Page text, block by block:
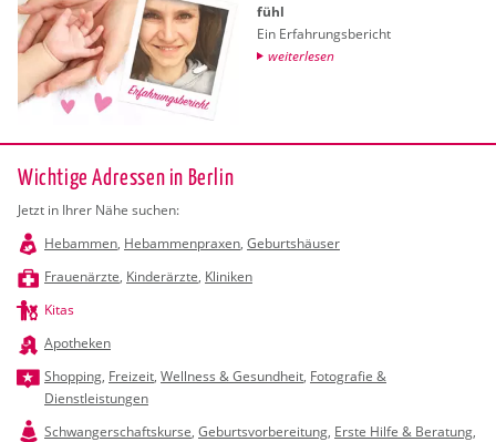
fühl
Ein Er­fah­rungs­be­richt
wei­ter­le­sen
Wichtige Adressen in Berlin
Jetzt in Ihrer Nähe suchen:
Hebammen, Hebammenpraxen, Geburtshäuser
Frauenärzte, Kinderärzte, Kliniken
Kitas
Apotheken
Shopping, Freizeit, Wellness & Gesundheit, Fotografie &
Dienstleistungen
Schwangerschaftskurse, Geburtsvorbereitung, Erste Hilfe & Beratung,